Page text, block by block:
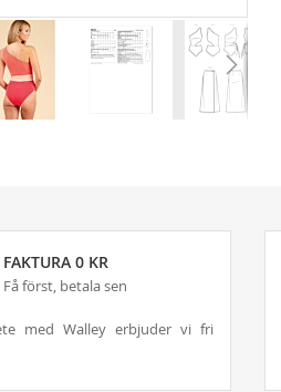
FAKTURA 0 KR
Få först, betala sen
med Walley erbjuder vi fri